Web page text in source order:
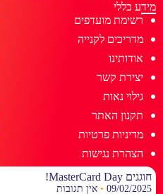
מידע כללי
רשימת מועדפים
מדריכים לקנייה
אודותינו
יצירת קשר
גילוי נאות
תקנון האתר
מדיניות פרטיות
הצהרת נגישות
חוגגים MasterCard Day!
09/02/2025 אין תגובות